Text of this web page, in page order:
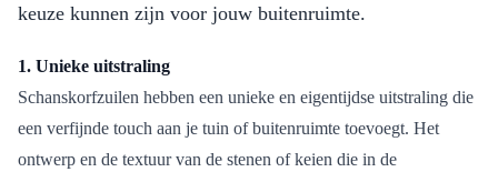
keuze kunnen zijn voor jouw buitenruimte.
1. Unieke uitstraling
Schanskorfzuilen hebben een unieke en eigentijdse uitstraling die
een verfijnde touch aan je tuin of buitenruimte toevoegt. Het
ontwerp en de textuur van de stenen of keien die in de